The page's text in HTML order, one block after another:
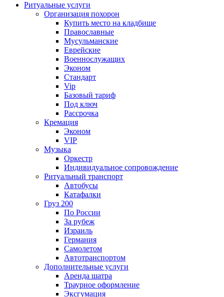
Ритуальные услуги
Организация похорон
Купить место на кладбище
Православные
Мусульманские
Еврейские
Военнослужащих
Эконом
Стандарт
Vip
Базовый тариф
Под ключ
Рассрочка
Кремация
Эконом
VIP
Музыка
Оркестр
Индивидуальное сопровождение
Ритуальный транспорт
Автобусы
Катафалки
Груз 200
По России
За рубеж
Израиль
Германия
Самолетом
Автотранспортом
Дополнительные услуги
Аренда шатра
Траурное оформление
Эксгумация